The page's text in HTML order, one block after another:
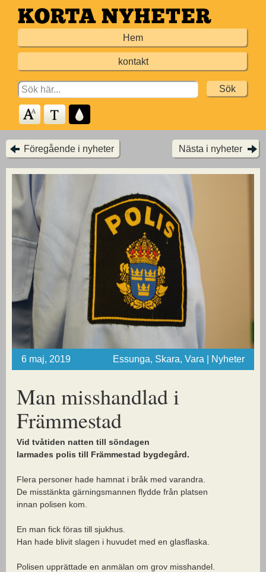
Hoppa
till
Hem
kontakt
Search
for:
Föregående i nyheter Nästa i nyheter
6 maj, 2019 Essunga, Skara, Vara | Nyheter
Man misshandlad i
Främmestad
Vid tvåtiden natten till söndagen
larmades polis till Främmestad bygdegård.
Flera personer hade hamnat i bråk med varandra.
De misstänkta gärningsmannen flydde från platsen
innan polisen kom.
En man fick föras till sjukhus.
Han hade blivit slagen i huvudet med en glasflaska.
Polisen upprättade en anmälan om grov misshandel.